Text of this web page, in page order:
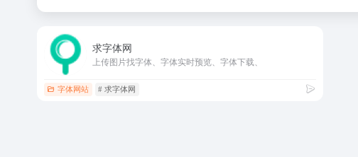
求字体网
上传图片找字体、字体实时预览、字体下载、
字体网站 # 求字体网